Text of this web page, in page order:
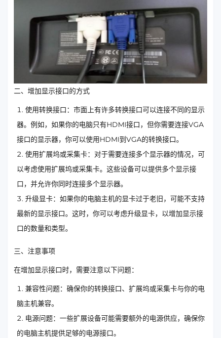
二、增加显示接口的方式
使用转换接口：市面上有许多转换接口可以连接不同的显示
器。例如，如果你的电脑只有HDMI接口，但你需要连接VGA
接口的显示器，你可以使用HDMI到VGA的转换接口。
使用扩展坞或采集卡：对于需要连接多个显示器的情况，可
以考虑使用扩展坞或采集卡。这些设备可以提供多个显示接
口，并允许你同时连接多个显示器。
升级显卡：如果你的电脑主机的显卡过于老旧，可能不支持
最新的显示接口。这时，你可以考虑升级显卡，以增加显示接
口的数量和类型。
三、注意事项
在增加显示接口时，需要注意以下问题：
兼容性问题：确保你的转换接口、扩展坞或采集卡与你的电
脑主机兼容。
电源问题：一些扩展设备可能需要额外的电源供应，确保你
的电脑主机提供足够的电源接口。